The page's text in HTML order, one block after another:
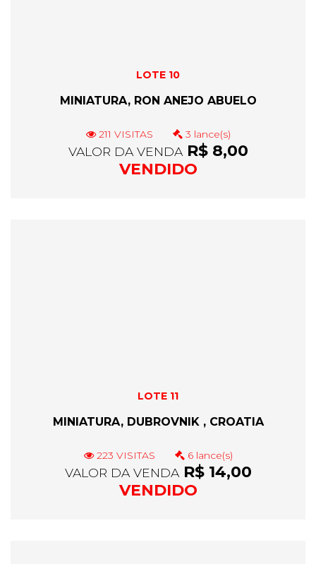
LOTE 10
MINIATURA, RON ANEJO ABUELO
211 VISITAS 3 lance(s)
VALOR DA VENDAR$ 8,00
VENDIDO
LOTE 11
MINIATURA, DUBROVNIK , CROATIA
223 VISITAS 6 lance(s)
VALOR DA VENDAR$ 14,00
VENDIDO